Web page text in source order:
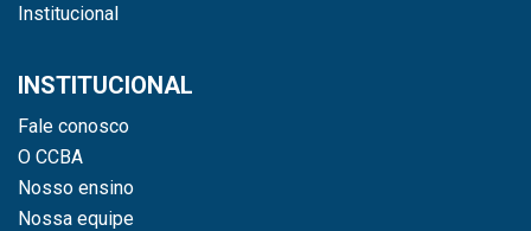
Institucional
INSTITUCIONAL
Fale conosco
O CCBA
Nosso ensino
Nossa equipe